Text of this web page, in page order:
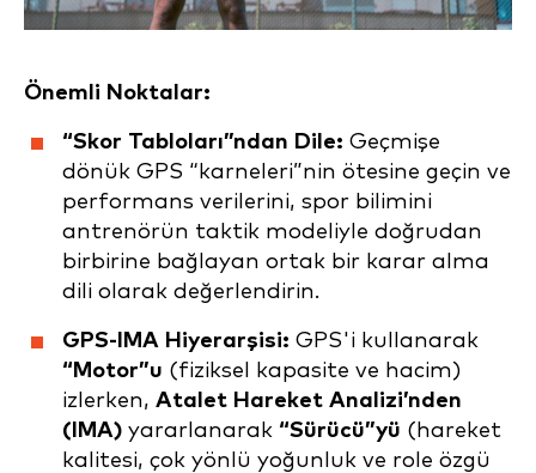
Önemli Noktalar:
“Skor Tabloları”ndan Dile: Geçmişe
dönük GPS “karneleri”nin ötesine geçin ve
performans verilerini, spor bilimini
antrenörün taktik modeliyle doğrudan
birbirine bağlayan ortak bir karar alma
dili olarak değerlendirin.
GPS-IMA Hiyerarşisi: GPS'i kullanarak
“Motor”u (fiziksel kapasite ve hacim)
izlerken, Atalet Hareket Analizi’nden
(IMA) yararlanarak “Sürücü”yü (hareket
kalitesi, çok yönlü yoğunluk ve role özgü